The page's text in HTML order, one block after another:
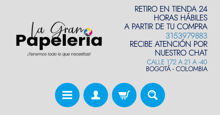
RETIRO EN TIENDA 24
HORAS HÁBILES
A PARTIR DE TU COMPRA
3153979883
RECIBE ATENCIÓN POR
NUESTRO CHAT
CALLE 172 A 21 A -40
BOGOTÁ - COLOMBIA